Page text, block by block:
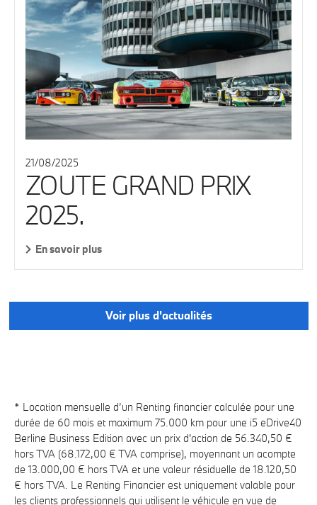
21/08/2025
ZOUTE GRAND PRIX
2025.
En savoir plus
Voir plus d'actualités
* Location mensuelle d’un Renting financier calculée pour une
durée de 60 mois et maximum 75.000 km pour une i5 eDrive40
Berline Business Edition avec un prix d'action de 56.340,50 €
hors TVA (68.172,00 € TVA comprise), moyennant un acompte
de 13.000,00 € hors TVA et une valeur résiduelle de 18.120,50
€ hors TVA. Le Renting Financier est uniquement valable pour
les clients professionnels qui utilisent le véhicule en vue de